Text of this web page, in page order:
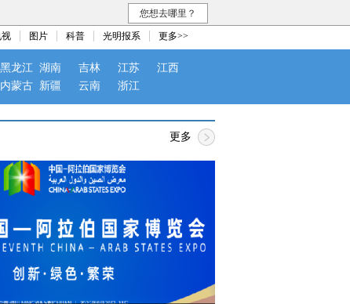
您想去哪里？
图片 科普 光明报系 更多>>
黑龙江 湖南 吉林 江苏
江西
内蒙古 新疆 云南 浙江
更多